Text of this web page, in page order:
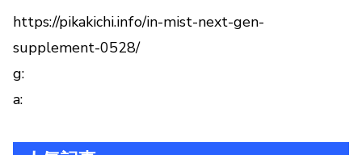
https://pikakichi.info/in-mist-next-gen-
supplement-0528/
g:
a: